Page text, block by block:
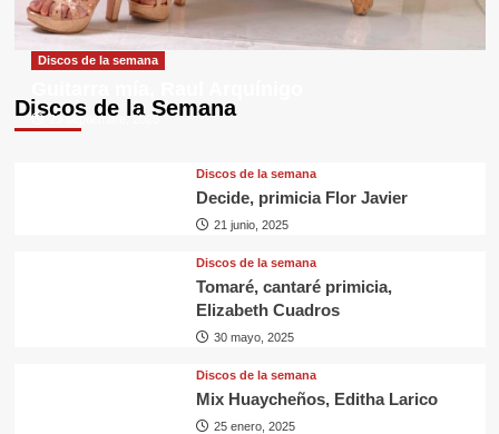
Discos de la Semana
Discos de la semana
29 septiembre, 2025
Discos de la semana
Decide, primicia Flor Javier
21 junio, 2025
Discos de la semana
Tomaré, cantaré primicia,
Elizabeth Cuadros
30 mayo, 2025
Discos de la semana
Mix Huaycheños, Editha Larico
25 enero, 2025